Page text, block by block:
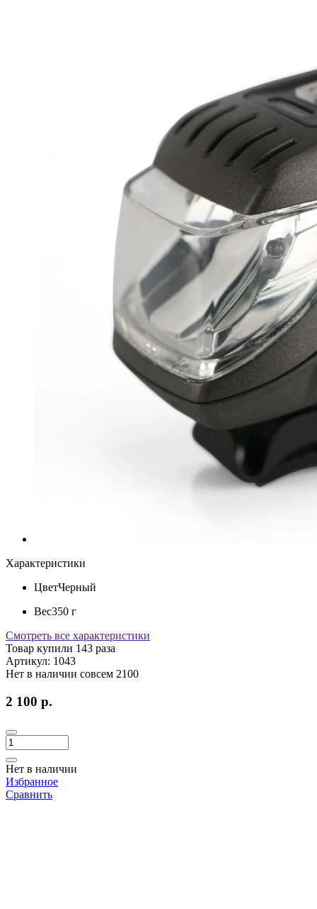
Характеристики
ЦветЧерный
Вес350 г
Смотреть все характеристики
Товар купили 143 раза
Артикул: 1043
Нет в наличии совсем 2100
2 100 р.
Нет в наличии
Избранное
Сравнить